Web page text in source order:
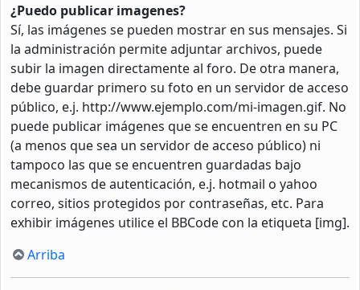
¿Puedo publicar imagenes?
Sí, las imágenes se pueden mostrar en sus mensajes. Si
la administración permite adjuntar archivos, puede
subir la imagen directamente al foro. De otra manera,
debe guardar primero su foto en un servidor de acceso
público, e.j. http://www.ejemplo.com/mi-imagen.gif. No
puede publicar imágenes que se encuentren en su PC
(a menos que sea un servidor de acceso público) ni
tampoco las que se encuentren guardadas bajo
mecanismos de autenticación, e.j. hotmail o yahoo
correo, sitios protegidos por contraseñas, etc. Para
exhibir imágenes utilice el BBCode con la etiqueta [img].
Arriba